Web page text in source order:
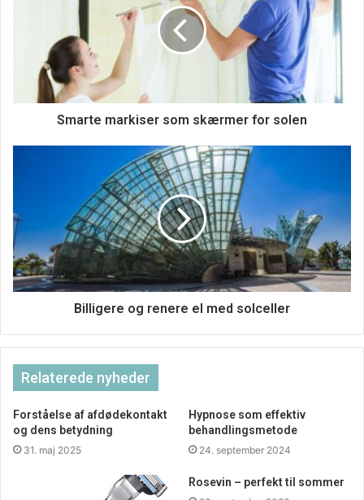
Har du snart ikke tal på alle de dårlige hårdage, som du har
i løbet af en måned? Skyldes det så at sige altid, at dit hår
virker fladt og flyvsk og er nærmest umuligt at sætte på en
måde, som får det til at se bare nogenlundet smart ud? Har
du fra naturens side et typisk skandinavisk hår, er det som
oftest meget fint. Det betyder ikke nødvendigvis, at det er
enkelte gårstå er bare finere. Hvis du er træt af den
manglende volumen, og du derudover gerne vil have en
god længde, er det værd at overveje at investere i nogle af
de mange fantastiske hår extensions, som findes i dag.
Hvorfor ikke gå en tur på nettet, og se dig om? Der findes
masser af webshops, hvor du kan få fingrene i extensions
af høj kvalitet og til en fornuftig pris. Inden du bestemmer
dig for at bestille, bør du sammenligne kvalitet og pris, så
Smarte markiser som skærmer for solen
Billigere og renere el med solceller
Relaterede nyheder
Forståelse af afdødekontakt
og dens betydning
31. maj 2025
Hypnose som effektiv
behandlingsmetode
24. september 2024
Rosevin – perfekt til sommer